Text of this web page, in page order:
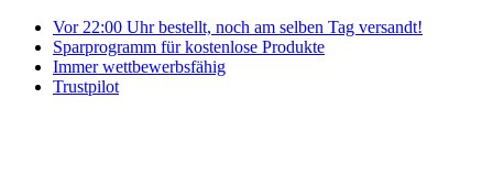
Vor 22:00 Uhr bestellt, noch am selben Tag versandt!
Sparprogramm für kostenlose Produkte
Immer wettbewerbsfähig
Trustpilot